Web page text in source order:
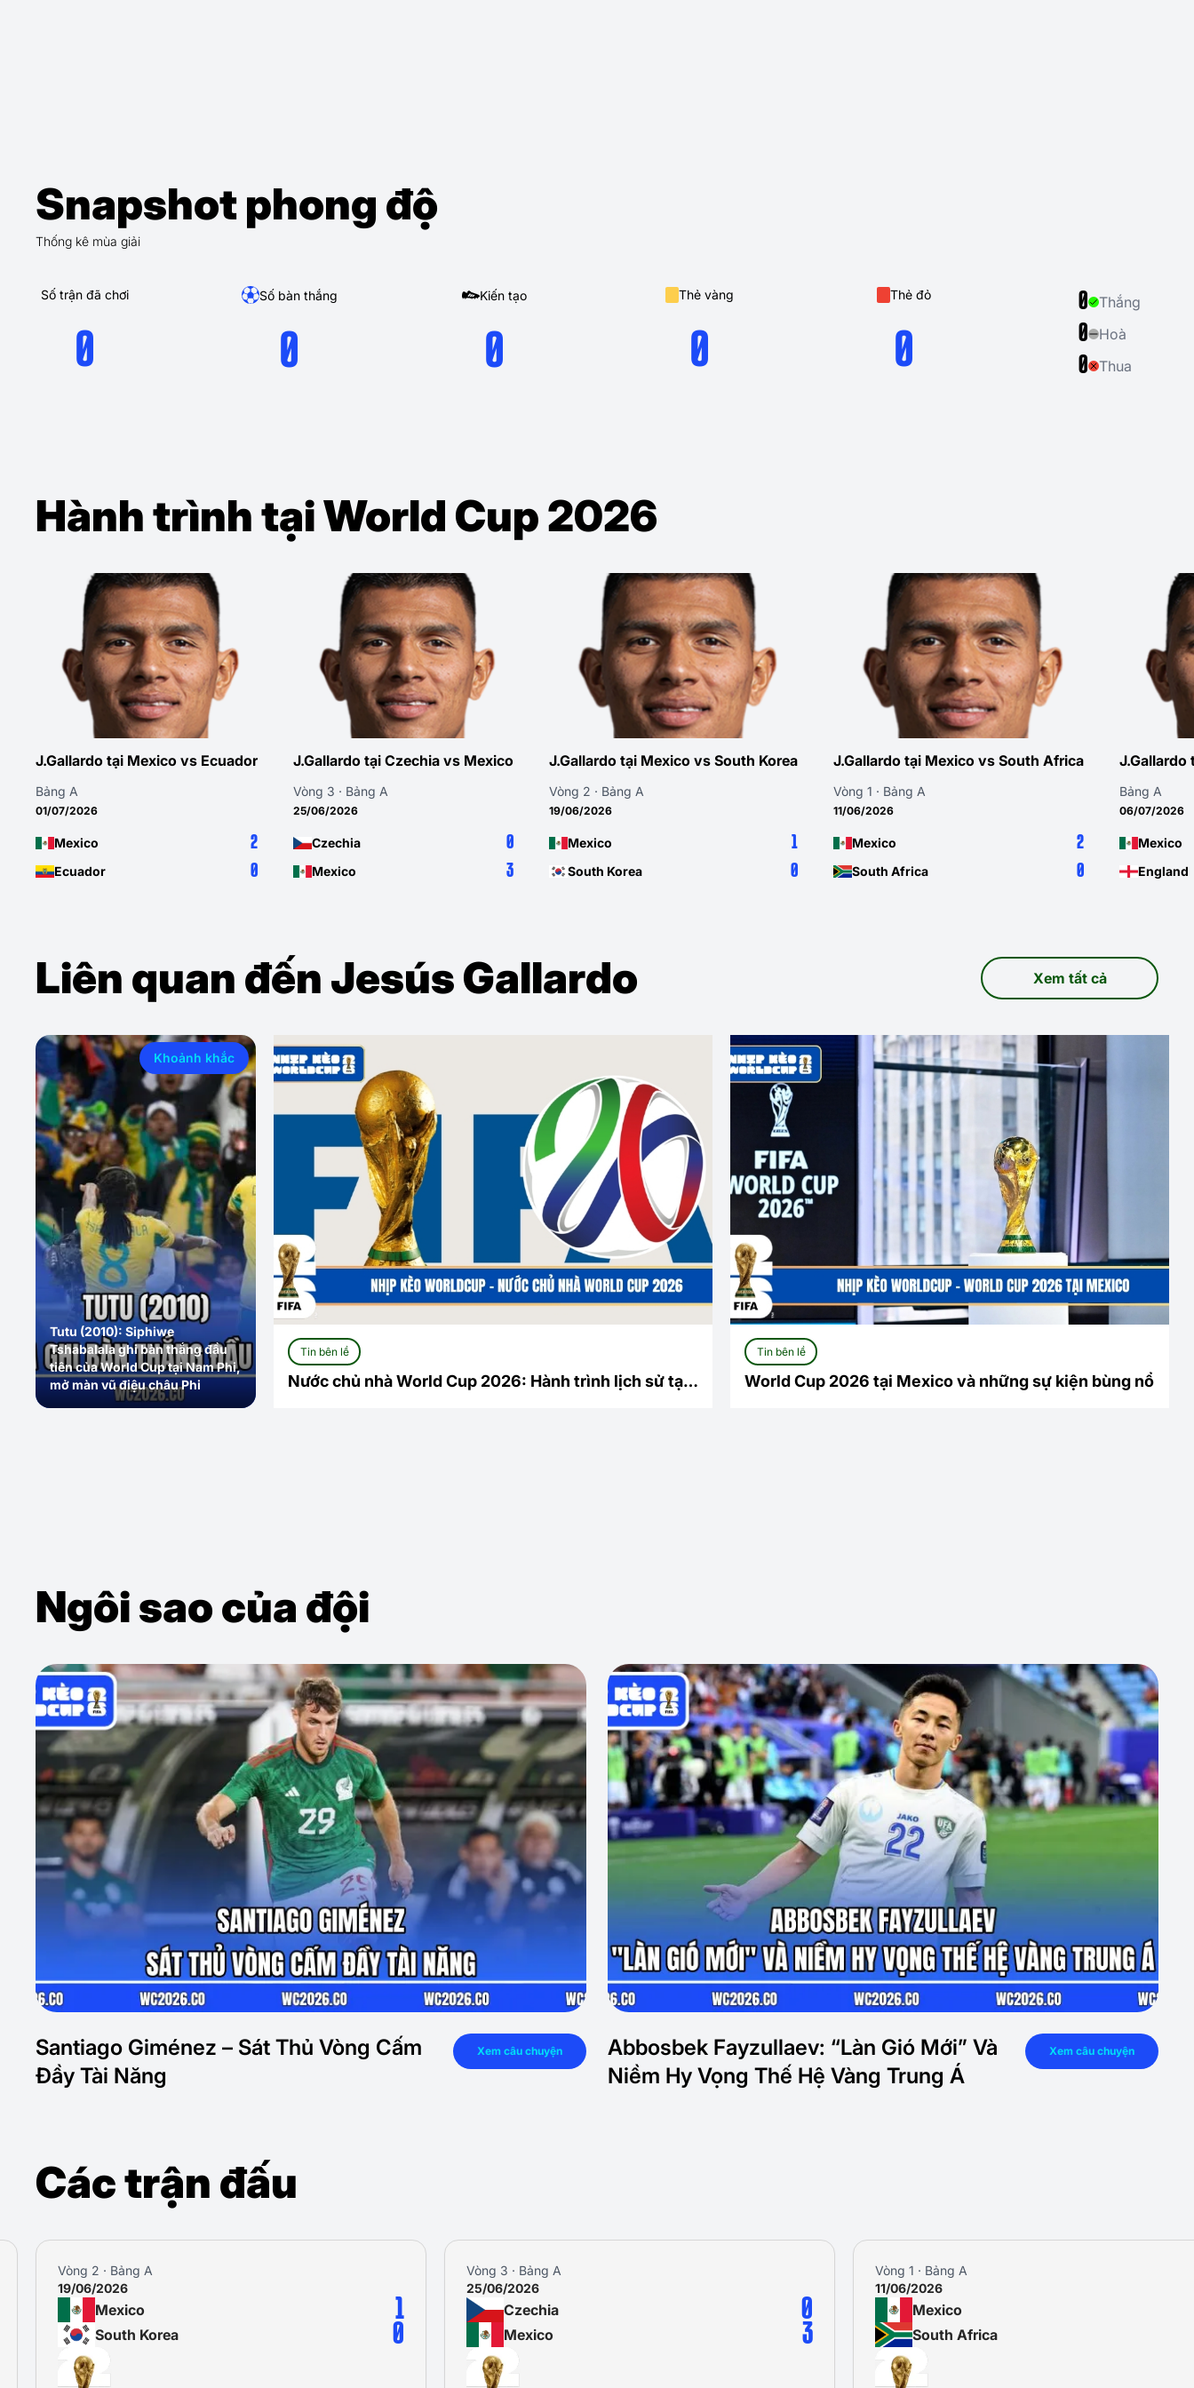
Snapshot phong độ
Thống kê mùa giải
Số trận đã chơi
0
Số bàn thắng
0
Kiến tạo
0
Thẻ vàng
0
Thẻ đỏ
0
0 Thắng
0 Hoà
0 Thua
Hành trình tại World Cup 2026
J.Gallardo tại Mexico vs Ecuador
Bảng A
01/07/2026
Mexico 2
Ecuador 0
J.Gallardo tại Czechia vs Mexico
Vòng 3 · Bảng A
25/06/2026
Czechia 0
Mexico 3
J.Gallardo tại Mexico vs South Korea
Vòng 2 · Bảng A
19/06/2026
Mexico 1
South Korea 0
J.Gallardo tại Mexico vs South Africa
Vòng 1 · Bảng A
11/06/2026
Mexico 2
South Africa 0
J.Gallardo
Bảng A
06/07/2026
Mexico
England
Liên quan đến Jesús Gallardo Xem tất cả
Khoảnh khắc
Tutu (2010): Siphiwe
Tshabalala ghi bàn thắng đầu
tiên của World Cup tại Nam Phi,
mở màn vũ điệu châu Phi
Tin bên lề
Nước chủ nhà World Cup 2026: Hành trình lịch sử tại
Tin bên lề
World Cup 2026 tại Mexico và những sự kiện bùng nổ
Ngôi sao của đội
Santiago Giménez – Sát Thủ Vòng Cấm
Đầy Tài Năng
Xem câu chuyện
Abbosbek Fayzullaev: “Làn Gió Mới” Và
Niềm Hy Vọng Thế Hệ Vàng Trung Á
Xem câu chuyện
Các trận đấu
Vòng 2 · Bảng A
19/06/2026
Mexico
South Korea
1
0
Vòng 3 · Bảng A
25/06/2026
Czechia
Mexico
0
3
Vòng 1 · Bảng A
11/06/2026
Mexico
South Africa